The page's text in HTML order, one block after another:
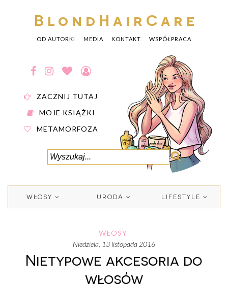
BlondHairCare
OD AUTORKI MEDIA KONTAKT WSPÓŁPRACA
ZACZNIJ TUTAJ
MOJE KSIĄŻKI
METAMORFOZA
WŁOSY URODA LIFESTYLE
WŁOSY
niedziela, 13 listopada 2016
Nietypowe akcesoria do
włosów